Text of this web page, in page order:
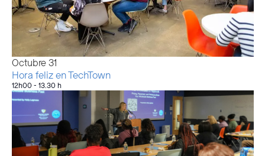
Octubre 31
Hora feliz en TechTown
12h00- 13.30 h